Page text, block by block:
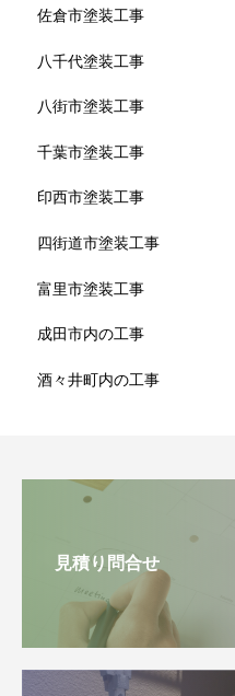
佐倉市塗装工事
八千代塗装工事
八街市塗装工事
千葉市塗装工事
印西市塗装工事
四街道市塗装工事
富里市塗装工事
成田市内の工事
酒々井町内の工事
見積り問合せ